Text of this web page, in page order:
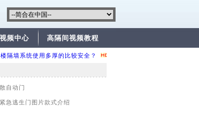
视频中心 高隔间视频教程
隔墙系统使用多厚的比较安全？
自动门
急逃生门图片款式介绍